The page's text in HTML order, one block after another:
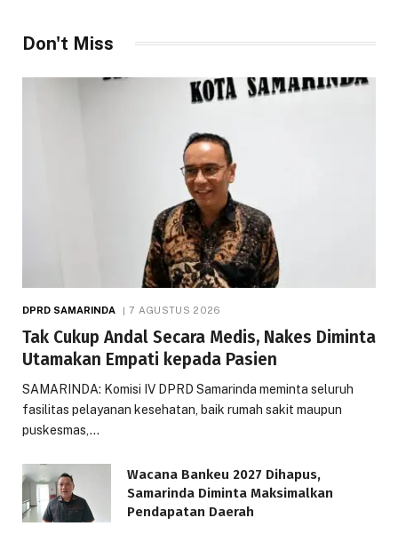
Don't Miss
DPRD SAMARINDA 7 AGUSTUS 2026
Tak Cukup Andal Secara Medis, Nakes Diminta
Utamakan Empati kepada Pasien
SAMARINDA: Komisi IV DPRD Samarinda meminta seluruh
fasilitas pelayanan kesehatan, baik rumah sakit maupun
puskesmas,…
Wacana Bankeu 2027 Dihapus,
Samarinda Diminta Maksimalkan
Pendapatan Daerah